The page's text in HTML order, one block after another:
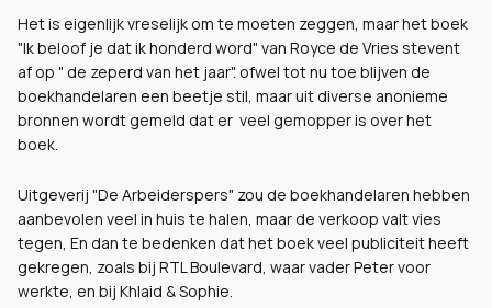
Het is eigenlijk vreselijk om te moeten zeggen, maar het boek
"Ik beloof je dat ik honderd word" van Royce de Vries stevent
af op " de zeperd van het jaar". ofwel tot nu toe blijven de
boekhandelaren een beetje stil, maar uit diverse anonieme
bronnen wordt gemeld dat er veel gemopper is over het
boek.
Uitgeverij "De Arbeiderspers" zou de boekhandelaren hebben
aanbevolen veel in huis te halen, maar de verkoop valt vies
tegen, En dan te bedenken dat het boek veel publiciteit heeft
gekregen, zoals bij RTL Boulevard, waar vader Peter voor
werkte, en bij Khlaid & Sophie.